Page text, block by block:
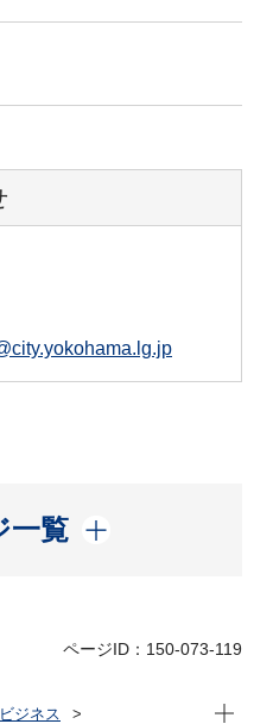
一覧
く
ページID：150-073-119
ビジネス
現在